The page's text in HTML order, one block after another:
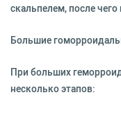
скальпелем, после
Большие
При больших
несколько этапов: